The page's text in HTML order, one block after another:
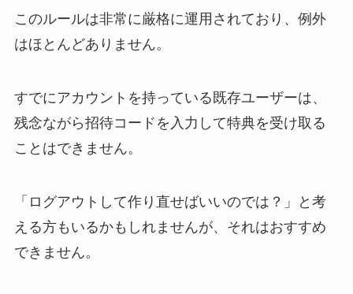
このルールは非常に厳格に運用されており、例外
はほとんどありません。
すでにアカウントを持っている既存ユーザーは、
残念ながら招待コードを入力して特典を受け取る
ことはできません。
「ログアウトして作り直せばいいのでは？」と考
える方もいるかもしれませんが、それはおすすめ
できません。